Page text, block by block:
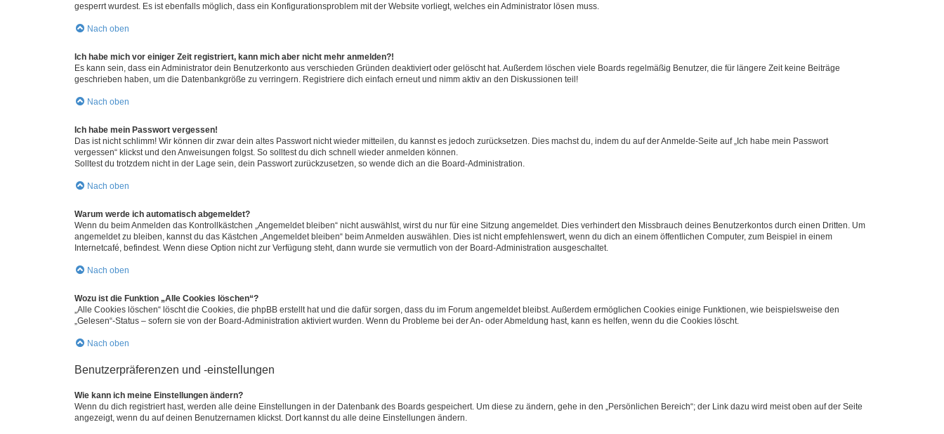
gesperrt wurdest. Es ist ebenfalls möglich, dass ein Konfigurationsproblem mit der Website vorliegt, welches ein Administrator lösen muss.
Nach oben
Ich habe mich vor einiger Zeit registriert, kann mich aber nicht mehr anmelden?!
Es kann sein, dass ein Administrator dein Benutzerkonto aus verschieden Gründen deaktiviert oder gelöscht hat. Außerdem löschen viele Boards regelmäßig Benutzer, die für längere Zeit keine Beiträge
geschrieben haben, um die Datenbankgröße zu verringern. Registriere dich einfach erneut und nimm aktiv an den Diskussionen teil!
Nach oben
Ich habe mein Passwort vergessen!
Das ist nicht schlimm! Wir können dir zwar dein altes Passwort nicht wieder mitteilen, du kannst es jedoch zurücksetzen. Dies machst du, indem du auf der Anmelde-Seite auf „Ich habe mein Passwort
vergessen“ klickst und den Anweisungen folgst. So solltest du dich schnell wieder anmelden können.
Solltest du trotzdem nicht in der Lage sein, dein Passwort zurückzusetzen, so wende dich an die Board-Administration.
Nach oben
Warum werde ich automatisch abgemeldet?
Wenn du beim Anmelden das Kontrollkästchen „Angemeldet bleiben“ nicht auswählst, wirst du nur für eine Sitzung angemeldet. Dies verhindert den Missbrauch deines Benutzerkontos durch einen Dritten. Um
angemeldet zu bleiben, kannst du das Kästchen „Angemeldet bleiben“ beim Anmelden auswählen. Dies ist nicht empfehlenswert, wenn du dich an einem öffentlichen Computer, zum Beispiel in einem
Internetcafé, befindest. Wenn diese Option nicht zur Verfügung steht, dann wurde sie vermutlich von der Board-Administration ausgeschaltet.
Nach oben
Wozu ist die Funktion „Alle Cookies löschen“?
„Alle Cookies löschen“ löscht die Cookies, die phpBB erstellt hat und die dafür sorgen, dass du im Forum angemeldet bleibst. Außerdem ermöglichen Cookies einige Funktionen, wie beispielsweise den
„Gelesen“-Status – sofern sie von der Board-Administration aktiviert wurden. Wenn du Probleme bei der An- oder Abmeldung hast, kann es helfen, wenn du die Cookies löscht.
Nach oben
Benutzerpräferenzen und -einstellungen
Wie kann ich meine Einstellungen ändern?
Wenn du dich registriert hast, werden alle deine Einstellungen in der Datenbank des Boards gespeichert. Um diese zu ändern, gehe in den „Persönlichen Bereich“; der Link dazu wird meist oben auf der Seite
angezeigt, wenn du auf deinen Benutzernamen klickst. Dort kannst du alle deine Einstellungen ändern.